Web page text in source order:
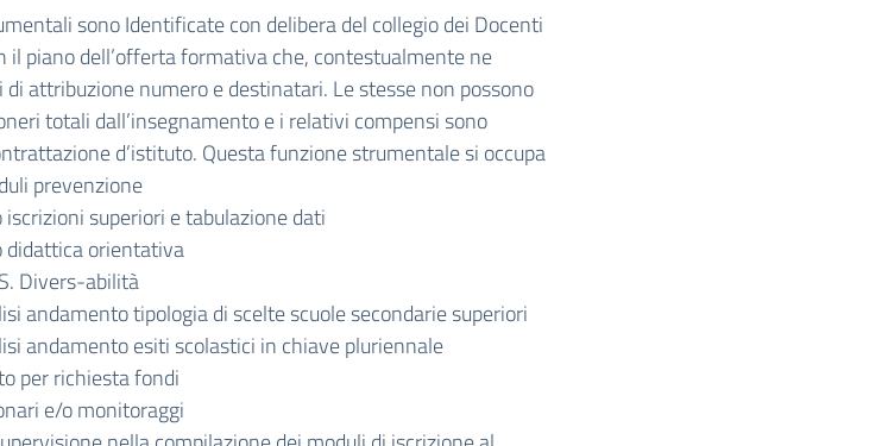
sono Identificate con delibera del collegio dei Docenti
il piano dell’offerta formativa che, contestualmente ne
attribuzione numero e destinatari. Le stesse non possono
totali dall’insegnamento e i relativi compensi sono
d’istituto. Questa funzione strumentale si occupa
prevenzione
superiori e tabulazione dati
didattica orientativa
Divers-abilità
andamento tipologia di scelte scuole secondarie superiori
andamento esiti scolastici in chiave pluriennale
per richiesta fondi
e/o monitoraggi